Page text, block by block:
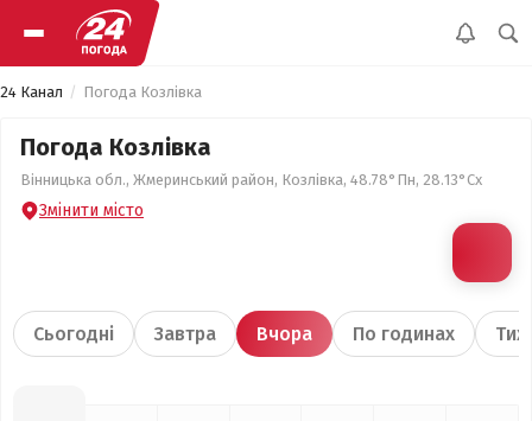
24 Канал Погода Козлівка
Погода Козлівка
Вінницька обл., Жмеринський район, Козлівка, 48.78°Пн, 28.13°Сх
Змінити місто
Сьогодні Завтра Вчора По годинах